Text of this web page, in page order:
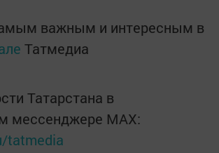
важным и интересным в
Татмедиа
Татарстана в
мессенджере MАХ:
tatmedia